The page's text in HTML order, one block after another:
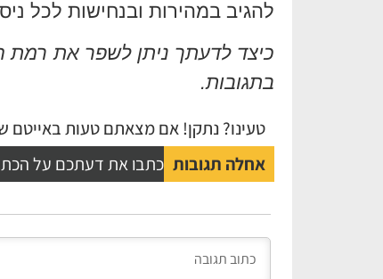
להגיב במהירות ובנחישות לכל
כיצד לדעתך ניתן לשפר את רמת
בתגובות.
טעינו? נתקן! אם מצאתם טעות באייטם
אחלה תגובות כתבו את דעתכם על